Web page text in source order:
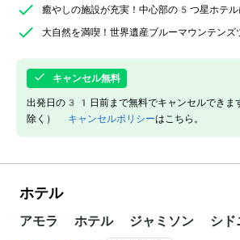
癒やしの施設が充実！中心部の5つ星ホテル
大自然を満喫！世界遺産ブルーマウンテン
キャンセル無料
出発日の31日前まで無料でキャンセルでき
除く） キャンセルポリシーはこちら。
ホテル
アモラ ホテル ジャミソン シド